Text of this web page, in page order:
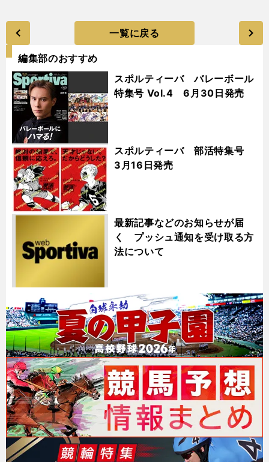
一覧に戻る
編集部のおすすめ
スポルティーバ バレーボール
特集号 Vol.4 6月30日発売
スポルティーバ 部活特集号
3月16日発売
最新記事などのお知らせが届
く プッシュ通知を受け取る方
法について